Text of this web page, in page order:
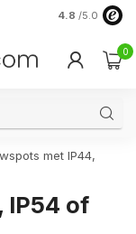
4.8 /5.0
0
met IP44,
IP54 of